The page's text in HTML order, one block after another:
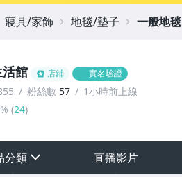
館 店鋪 實名驗證
粉絲數 57
1小時前上線
(24)
分類 直播影片
寢具/家飾 地毯/墊子 一般地毯